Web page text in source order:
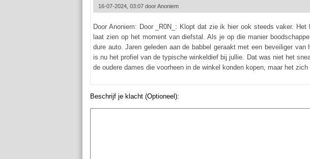
16-07-2024, 03:07 doorAnoniem
Door Anoniem: Door _R0N_: Klopt dat zie ik hier ook steeds vaker.
laat zien op het moment van diefstal. Als je op die manier
dure auto. Jaren geleden aan de babbel geraakt met een beveiliger van
is nu het profiel van de typische winkeldief bij jullie. Dat was niet het
de oudere dames die voorheen in de winkel konden kopen, maar het
Beschrijf je klacht (Optioneel):